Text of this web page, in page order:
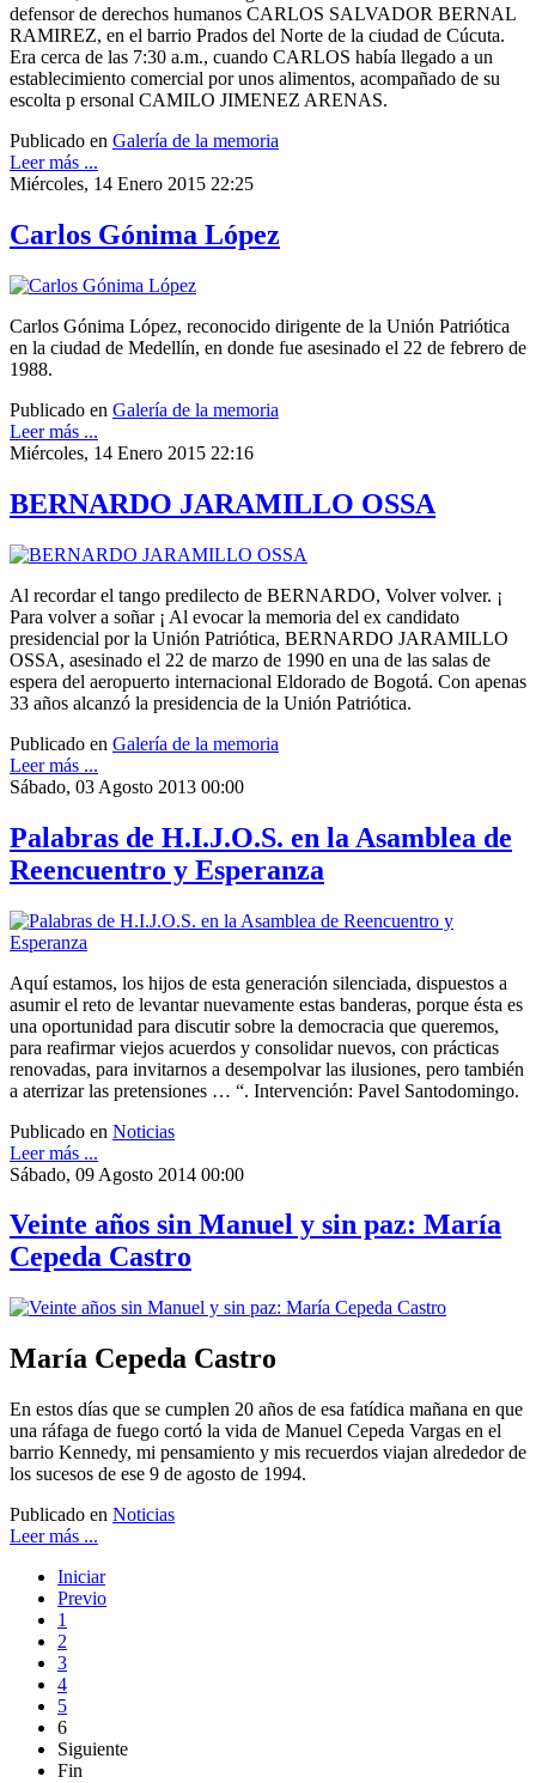
defensor de derechos humanos CARLOS SALVADOR BERNAL
RAMIREZ, en el barrio Prados del Norte de la ciudad de Cúcuta.
Era cerca de las 7:30 a.m., cuando CARLOS había llegado a un
establecimiento comercial por unos alimentos, acompañado de su
escolta p ersonal CAMILO JIMENEZ ARENAS.
Publicado en Galería de la memoria
Leer más ...
Miércoles, 14 Enero 2015 22:25
Carlos Gónima López
Carlos Gónima López, reconocido dirigente de la Unión Patriótica
en la ciudad de Medellín, en donde fue asesinado el 22 de febrero de
1988.
Publicado en Galería de la memoria
Leer más ...
Miércoles, 14 Enero 2015 22:16
BERNARDO JARAMILLO OSSA
Al recordar el tango predilecto de BERNARDO, Volver volver. ¡
Para volver a soñar ¡ Al evocar la memoria del ex candidato
presidencial por la Unión Patriótica, BERNARDO JARAMILLO
OSSA, asesinado el 22 de marzo de 1990 en una de las salas de
espera del aeropuerto internacional Eldorado de Bogotá. Con apenas
33 años alcanzó la presidencia de la Unión Patriótica.
Publicado en Galería de la memoria
Leer más ...
Sábado, 03 Agosto 2013 00:00
Palabras de H.I.J.O.S. en la Asamblea de
Reencuentro y Esperanza
Aquí estamos, los hijos de esta generación silenciada, dispuestos a
asumir el reto de levantar nuevamente estas banderas, porque ésta es
una oportunidad para discutir sobre la democracia que queremos,
para reafirmar viejos acuerdos y consolidar nuevos, con prácticas
renovadas, para invitarnos a desempolvar las ilusiones, pero también
a aterrizar las pretensiones … “. Intervención: Pavel Santodomingo.
Publicado en Noticias
Leer más ...
Sábado, 09 Agosto 2014 00:00
Veinte años sin Manuel y sin paz: María
Cepeda Castro
María Cepeda Castro
En estos días que se cumplen 20 años de esa fatídica mañana en que
una ráfaga de fuego cortó la vida de Manuel Cepeda Vargas en el
barrio Kennedy, mi pensamiento y mis recuerdos viajan alrededor de
los sucesos de ese 9 de agosto de 1994.
Publicado en Noticias
Leer más ...
Iniciar
Previo
1
2
3
4
5
6
Siguiente
Fin